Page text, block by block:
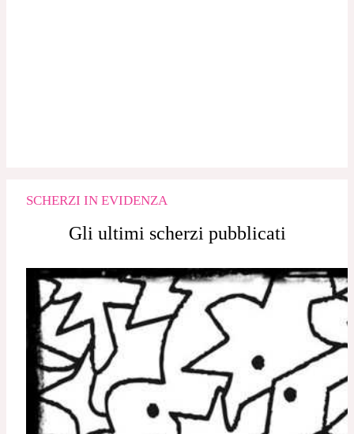
SCHERZI IN EVIDENZA
Gli ultimi scherzi pubblicati